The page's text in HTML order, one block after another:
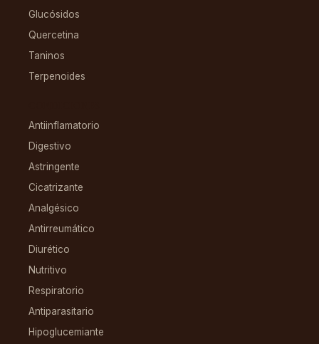
Glucósidos
Quercetina
Taninos
Terpenoides
Antiinflamatorio
Digestivo
Astringente
Cicatrizante
Analgésico
Antirreumático
Diurético
Nutritivo
Respiratorio
Antiparasitario
Hipoglucemiante